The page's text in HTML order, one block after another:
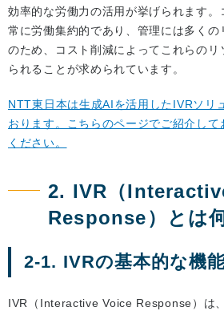
効率的な労働力の活用が挙げられます
常に労働集約的であり、管理には多く
のため、コスト削減によってこれらの
られることが求められています。
NTT東日本は生成AIを活用したIVRソリ
おります。こちらのページでご紹介し
ください。
2. IVR（
Response）とは
2-1. IVRの基本的な機
IVR（Interactive Voice Response）は